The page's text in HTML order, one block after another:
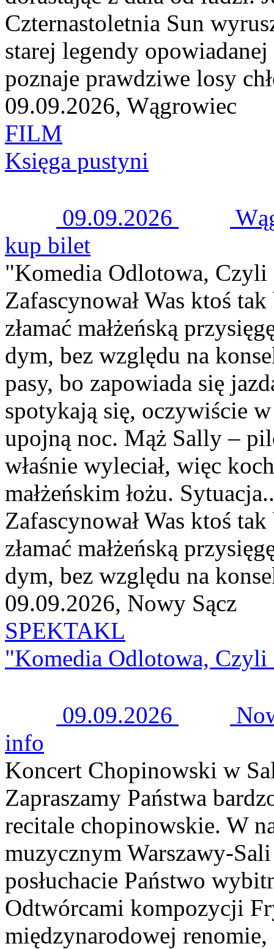
Czternastoletnia Sun
starej legendy
poznaje prawdziwe losy
09.09.2026, Wągrowiec
FILM
Księga pustyni
09.09.2026
kup bilet
"Komedia Odlotowa,
Zafascynował Was ktoś
złamać małżeńską
dym, bez względu na
pasy, bo zapowiada się
spotykają się, oczywiście
upojną noc. Mąż Sally –
właśnie wyleciał, więc
małżeńskim łożu.
Zafascynował Was ktoś
złamać małżeńską
dym, bez względu na
09.09.2026, Nowy Sącz
SPEKTAKL
"Komedia Odlotowa,
09.09.2026
info
Koncert Chopinowski w
Zapraszamy Państwa
recitale chopinowskie. W
muzycznym Warszawy-
posłuchacie Państwo
Odtwórcami kompozycji
międzynarodowej